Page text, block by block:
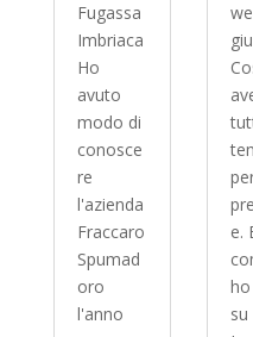
Fugassa
Imbriaca
Ho
avuto
modo di
conosce
re
l'azienda
Fraccaro
Spumad
oro
l'anno
e.
su